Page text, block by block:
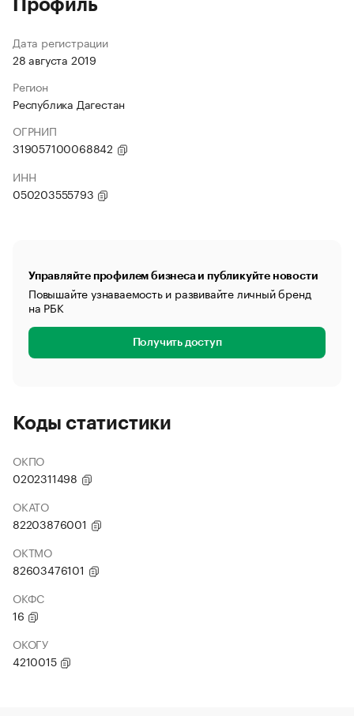
Профиль
Дата регистрации
28 августа 2019
Регион
Республика Дагестан
ОГРНИП
319057100068842
ИНН
050203555793
Управляйте профилем бизнеса и публикуйте новости
Повышайте узнаваемость и развивайте личный бренд
на РБК
Получить доступ
Коды статистики
ОКПО
0202311498
ОКАТО
82203876001
ОКТМО
82603476101
ОКФС
16
ОКОГУ
4210015